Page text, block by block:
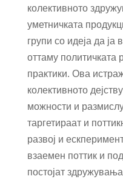
колективното
уметничката
групи со идеја да ја
оттаму политичката
практики. Ова
колективното
можности и
таргетираат и
развој и
взаемен поттик и
постојат